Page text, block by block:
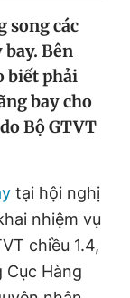
cáo
song các
Bên
biết phải
bay cho
Bộ GTVT
tại hội nghị
nhiệm vụ
chiều 1.4,
Hàng